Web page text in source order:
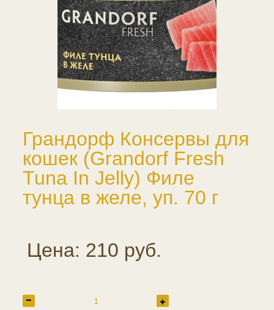
Грандорф Консервы для
кошек (Grandorf Fresh
Tuna In Jelly) Филе
тунца в желе, уп. 70 г
Цена: 210 руб.